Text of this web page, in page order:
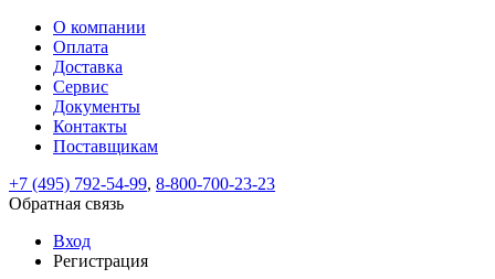
ВходРегистрация
Только
test@example.com
отправлена
по
ней
для
регистрации.
Только
Восстановление
пароля
Заполните
форму.
Мы
отправим
ссылку
на
На
вашу
test@test.ru
отправлена
ссылка.
Введите
новый
пароль
Пароль
успешно
Войти
Обратная
связь
Ваше
сообщение
успешно
О компании
Оплата
Доставка
Сервис
Документы
Контакты
Поставщикам
+7 (495) 792-54-99, 8-800-700-23-23
Обратная связь
Вход
Регистрация